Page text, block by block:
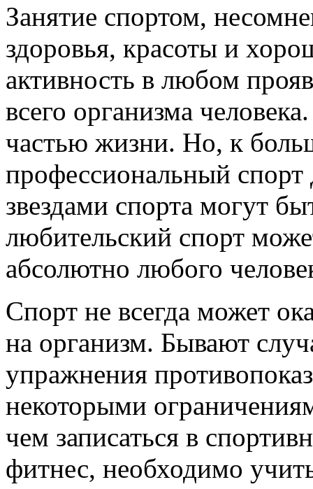
Занятие спортом,
здоровья, красоты и
активность в любом
всего организма
частью жизни. Но, к
профессиональный
звездами спорта могут
любительский спорт
абсолютно любого
Спорт не всегда может
на организм. Бывают
упражнения
некоторыми
чем записаться в
фитнес, необходимо